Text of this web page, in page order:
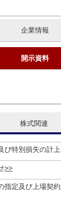
企業情報
開示資料
株式関連
び特別損失の計
指定及び上場契